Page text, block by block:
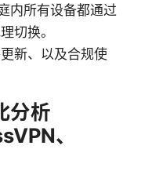
内所有设备都通过
切换。
新、以及合规使
分析
、